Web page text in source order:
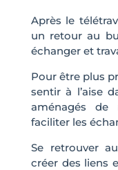
Après le
un retour au
échanger et
Pour être plus
sentir à l’aise
aménagés de
faciliter les
Se retrouver
créer des liens